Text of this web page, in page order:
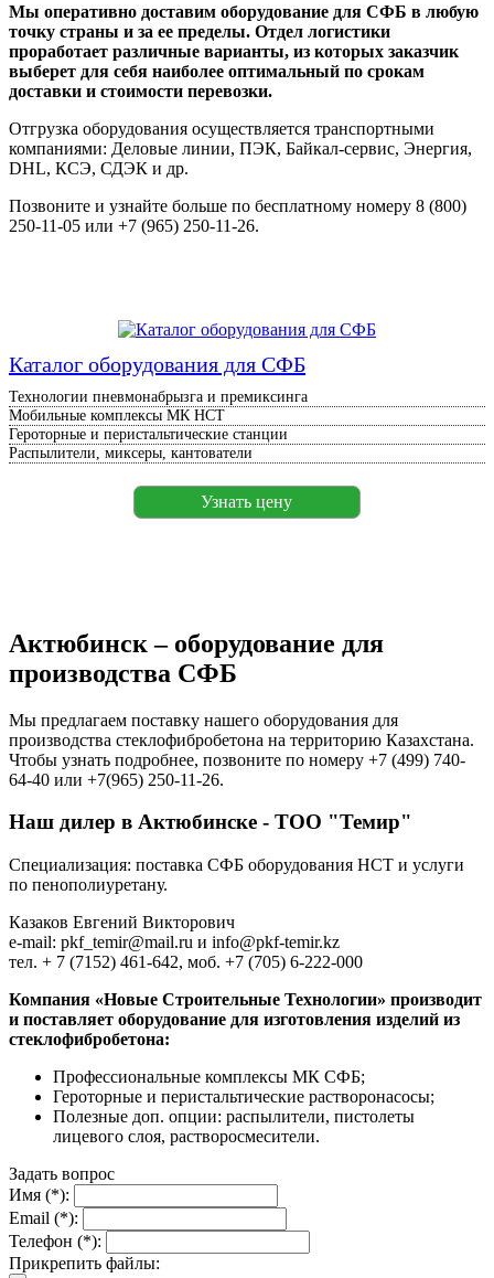
Мы оперативно доставим оборудование для СФБ в любую
точку страны и за ее пределы. Отдел логистики
проработает различные варианты, из которых заказчик
выберет для себя наиболее оптимальный по срокам
доставки и стоимости перевозки.
Отгрузка оборудования осуществляется транспортными
компаниями: Деловые линии, ПЭК, Байкал-сервис, Энергия,
DHL, КСЭ, СДЭК и др.
Позвоните и узнайте больше по бесплатному номеру 8 (800)
250-11-05 или +7 (965) 250-11-26.
Каталог оборудования для СФБ
Технологии пневмонабрызга и премиксинга
Мобильные комплексы МК НСТ
Героторные и перистальтические станции
Распылители, миксеры, кантователи
Узнать цену
Актюбинск – оборудование для
производства СФБ
Мы предлагаем поставку нашего оборудования для
производства стеклофибробетона на территорию Казахстана.
Чтобы узнать подробнее, позвоните по номеру +7 (499) 740-
64-40 или +7(965) 250-11-26.
Наш дилер в Актюбинске - ТОО "Темир"
Специализация: поставка СФБ оборудования НСТ и услуги
по пенополиуретану.
Казаков Евгений Викторович
e-mail: pkf_temir@mail.ru и info@pkf-temir.kz
тел. + 7 (7152) 461-642, моб. +7 (705) 6-222-000
Компания «Новые Строительные Технологии» производит
и поставляет оборудование для изготовления изделий из
стеклофибробетона:
Профессиональные комплексы МК СФБ;
Героторные и перистальтические растворонасосы;
Полезные доп. опции: распылители, пистолеты
лицевого слоя, растворосмесители.
Задать вопрос
Имя (*):
Email (*):
Телефон (*):
Прикрепить файлы: